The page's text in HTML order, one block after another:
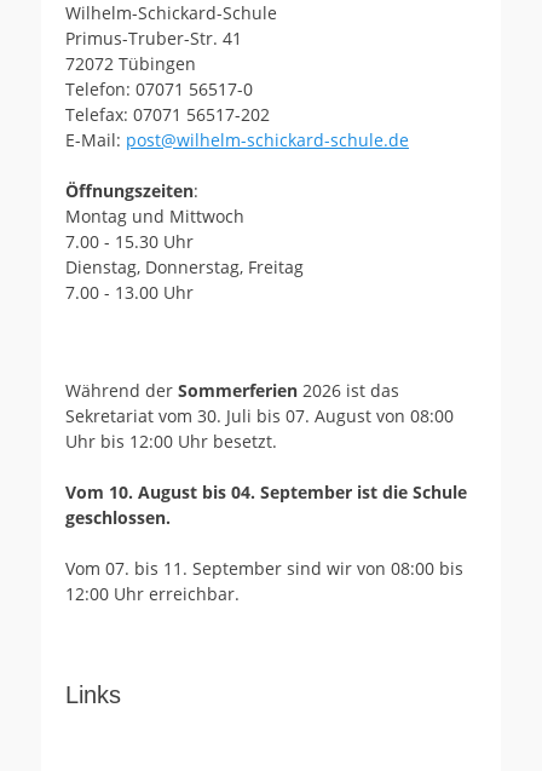
Wilhelm-Schickard-Schule
Primus-Truber-Str. 41
72072 Tübingen
Telefon: 07071 56517-0
Telefax: 07071 56517-202
E-Mail: post@wilhelm-schickard-schule.de
Öffnungszeiten:
Montag und Mittwoch
7.00 - 15.30 Uhr
Dienstag, Donnerstag, Freitag
7.00 - 13.00 Uhr
Während der Sommerferien 2026 ist das
Sekretariat vom 30. Juli bis 07. August von 08:00
Uhr bis 12:00 Uhr besetzt.
Vom 10. August bis 04. September ist die Schule
geschlossen.
Vom 07. bis 11. September sind wir von 08:00 bis
12:00 Uhr erreichbar.
Links